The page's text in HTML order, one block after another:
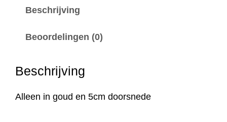
d
Beschrijving
Beoordelingen (0)
Beschrijving
Alleen in goud en 5cm doorsnede